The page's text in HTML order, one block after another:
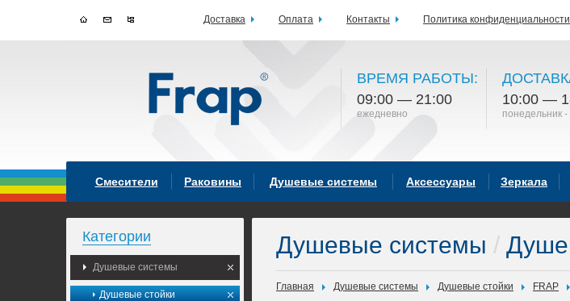
ВРЕМЯ РАБОТЫ:
09:00 — 21:00
ежедневно
10:00 —
понедельник
Смесители Раковины Душевые системы Аксессуары Зеркала
Категории
Душевые системы
Душевые стойки
Душевые системы /
Главная Душевые системы Душевые стойки FRAP
Доставка Оплата Контакты Политика конфиденциальности